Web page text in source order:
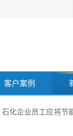
客户案例
石化企业员工应将节